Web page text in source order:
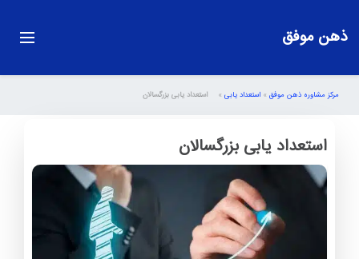
ذهن موفق
مرکز مشاوره ذهن موفق » استعداد یابی » استعداد یابی بزرگسالان
استعداد یابی بزرگسالان